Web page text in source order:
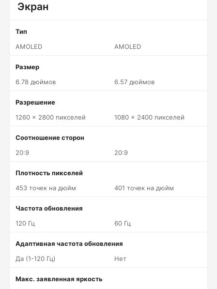
Экран
Тип
AMOLED
AMOLED
Размер
6.78 дюймов
6.57 дюймов
Разрешение
1260 x 2800 пикселей
1080 x 2400 пикселей
Соотношение сторон
20:9
20:9
Плотность пикселей
453 точек на дюйм
401 точек на дюйм
Частота обновления
120 Гц
60 Гц
Адаптивная частота обновления
Да (1-120 Гц)
Нет
Макс. заявленная яркость